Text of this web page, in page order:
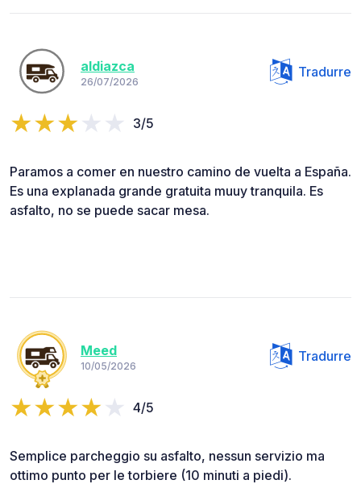
aldiazca
26/07/2026
Tradurre
3/5
Paramos a comer en nuestro camino de vuelta a España.
Es una explanada grande gratuita muuy tranquila. Es
asfalto, no se puede sacar mesa.
Meed
10/05/2026
Tradurre
4/5
Semplice parcheggio su asfalto, nessun servizio ma
ottimo punto per le torbiere (10 minuti a piedi).